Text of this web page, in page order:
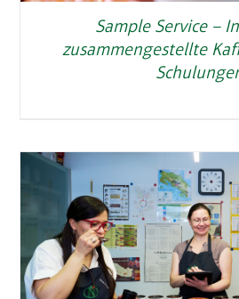
Sample Service –
zusammengestellte